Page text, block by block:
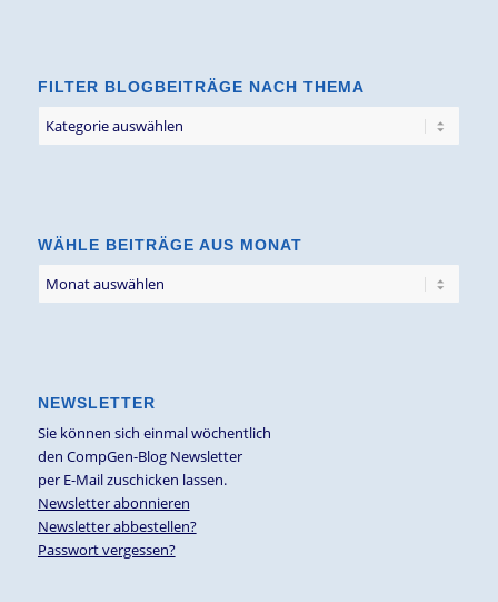
FILTER BLOGBEITRÄGE NACH THEMA
Blogbeiträge
WÄHLE BEITRÄGE AUS MONAT
NEWSLETTER
Sie können sich einmal wöchentlich
den CompGen-Blog Newsletter
per E-Mail zuschicken lassen.
Newsletter abonnieren
Newsletter abbestellen?
Passwort vergessen?